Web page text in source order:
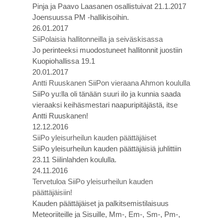
Pinja ja Paavo Laasanen osallistuivat 21.1.2017
Joensuussa PM -hallikisoihin.
26.01.2017
SiiPolaisia hallitonneilla ja seiväskisassa
Jo perinteeksi muodostuneet hallitonnit juostiin
Kuopiohallissa 19.1
20.01.2017
Antti Ruuskanen SiiPon vieraana Ahmon koululla
SiiPo yu:lla oli tänään suuri ilo ja kunnia saada
vieraaksi keihäsmestari naapuripitäjästä, itse
Antti Ruuskanen!
12.12.2016
SiiPo yleisurheilun kauden päättäjäiset
SiiPo yleisurheilun kauden päättäjäisiä juhlittiin
23.11 Siilinlahden koululla.
24.11.2016
Tervetuloa SiiPo yleisurheilun kauden
päättäjäisiin!
Kauden päättäjäiset ja palkitsemistilaisuus
Meteoriiteille ja Sisuille, Mm-, Em-, Sm-, Pm-,